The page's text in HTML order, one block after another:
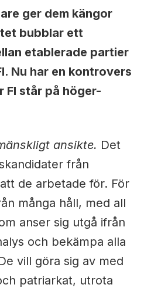
ger dem kängor
bubblar ett
etablerade partier
Nu har en kontrovers
FI står på höger-
ansikte. Det
från
de arbetade för. För
många håll, med all
anser sig utgå ifrån
och bekämpa alla
vill göra sig av med
patriarkat, utrota